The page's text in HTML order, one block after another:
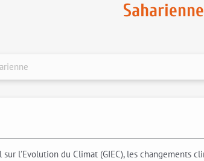
Saharienne
sur l’Evolution du Climat (GIEC), les